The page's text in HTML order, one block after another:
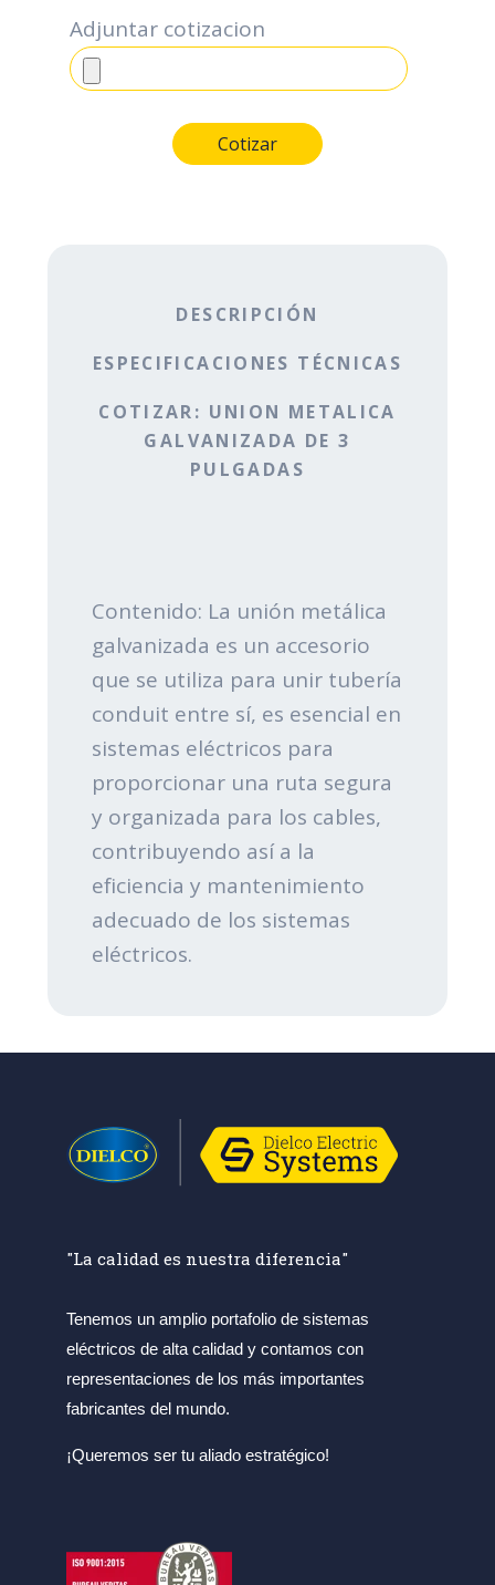
Adjuntar cotizacion
DESCRIPCIÓN
ESPECIFICACIONES TÉCNICAS
COTIZAR: UNION METALICA
GALVANIZADA DE 3
PULGADAS
Contenido: La unión metálica
galvanizada es un accesorio
que se utiliza para unir tubería
conduit entre sí, es esencial en
sistemas eléctricos para
proporcionar una ruta segura
y organizada para los cables,
contribuyendo así a la
eficiencia y mantenimiento
adecuado de los sistemas
eléctricos.
"La calidad es nuestra diferencia"
Tenemos un amplio portafolio de sistemas
eléctricos de alta calidad y contamos con
representaciones de los más importantes
fabricantes del mundo.
¡Queremos ser tu aliado estratégico!